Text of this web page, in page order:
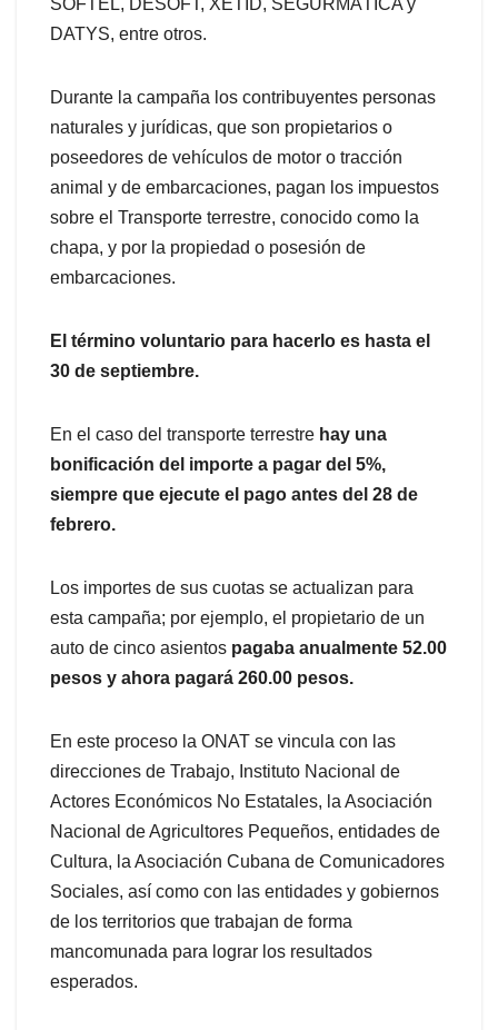
SOFTEL, DESOFT, XETID, SEGURMÁTICA y
DATYS, entre otros.
Durante la campaña los contribuyentes personas
naturales y jurídicas, que son propietarios o
poseedores de vehículos de motor o tracción
animal y de embarcaciones, pagan los impuestos
sobre el Transporte terrestre, conocido como la
chapa, y por la propiedad o posesión de
embarcaciones.
El término voluntario para hacerlo es hasta el
30 de septiembre.
En el caso del transporte terrestre hay una
bonificación del importe a pagar del 5%,
siempre que ejecute el pago antes del 28 de
febrero.
Los importes de sus cuotas se actualizan para
esta campaña; por ejemplo, el propietario de un
auto de cinco asientos pagaba anualmente 52.00
pesos y ahora pagará 260.00 pesos.
En este proceso la ONAT se vincula con las
direcciones de Trabajo, Instituto Nacional de
Actores Económicos No Estatales, la Asociación
Nacional de Agricultores Pequeños, entidades de
Cultura, la Asociación Cubana de Comunicadores
Sociales, así como con las entidades y gobiernos
de los territorios que trabajan de forma
mancomunada para lograr los resultados
esperados.